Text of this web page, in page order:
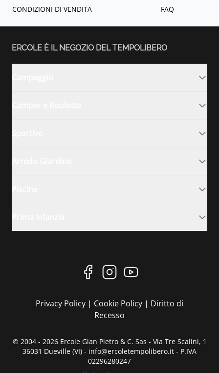
CONDIZIONI DI VENDITA FAQ
ERCOLE È IL NEGOZIO DEL TEMPOLIBERO
Privacy Policy | Cookie Policy | Diritto di
Recesso
© 2004 - 2026 Ercole Gian Pietro & C. Sas - Via Tre Scalini, 1
36031 Dueville (VI) - info@ercoletempolibero.it - P.IVA
02296280247